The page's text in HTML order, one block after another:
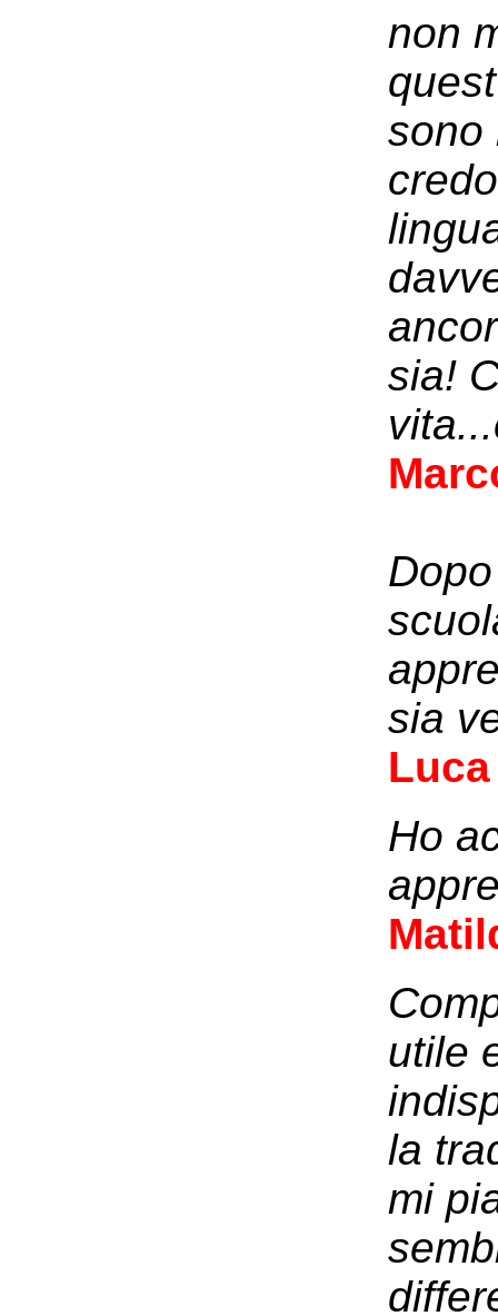
non
sono
sia!
sia
Luca
Ho
utile
la
mi